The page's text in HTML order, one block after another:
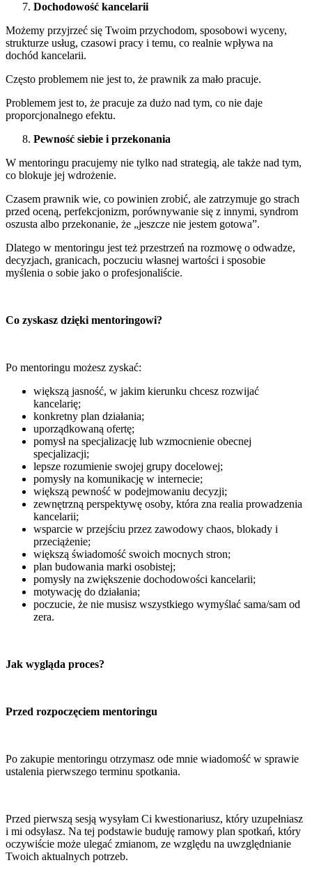
Dochodowość kancelarii
Możemy przyjrzeć się Twoim przychodom, sposobowi wyceny,
strukturze usług, czasowi pracy i temu, co realnie wpływa na
dochód kancelarii.
Często problemem nie jest to, że prawnik za mało pracuje.
Problemem jest to, że pracuje za dużo nad tym, co nie daje
proporcjonalnego efektu.
Pewność siebie i przekonania
W mentoringu pracujemy nie tylko nad strategią, ale także nad tym,
co blokuje jej wdrożenie.
Czasem prawnik wie, co powinien zrobić, ale zatrzymuje go strach
przed oceną, perfekcjonizm, porównywanie się z innymi, syndrom
oszusta albo przekonanie, że „jeszcze nie jestem gotowa”.
Dlatego w mentoringu jest też przestrzeń na rozmowę o odwadze,
decyzjach, granicach, poczuciu własnej wartości i sposobie
myślenia o sobie jako o profesjonaliście.
Co zyskasz dzięki mentoringowi?
Po mentoringu możesz zyskać:
większą jasność, w jakim kierunku chcesz rozwijać
kancelarię;
konkretny plan działania;
uporządkowaną ofertę;
pomysł na specjalizację lub wzmocnienie obecnej
specjalizacji;
lepsze rozumienie swojej grupy docelowej;
pomysły na komunikację w internecie;
większą pewność w podejmowaniu decyzji;
zewnętrzną perspektywę osoby, która zna realia prowadzenia
kancelarii;
wsparcie w przejściu przez zawodowy chaos, blokady i
przeciążenie;
większą świadomość swoich mocnych stron;
plan budowania marki osobistej;
pomysły na zwiększenie dochodowości kancelarii;
motywację do działania;
poczucie, że nie musisz wszystkiego wymyślać sama/sam od
zera.
Jak wygląda proces?
Przed rozpoczęciem mentoringu
Po zakupie mentoringu otrzymasz ode mnie wiadomość w sprawie
ustalenia pierwszego terminu spotkania.
Przed pierwszą sesją wysyłam Ci kwestionariusz, który uzupełniasz
i mi odsyłasz. Na tej podstawie buduję ramowy plan spotkań, który
oczywiście może ulegać zmianom, ze względu na uwzględnianie
Twoich aktualnych potrzeb.